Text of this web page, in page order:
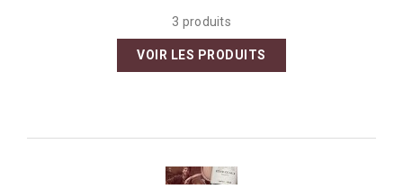
3 produits
VOIR LES PRODUITS